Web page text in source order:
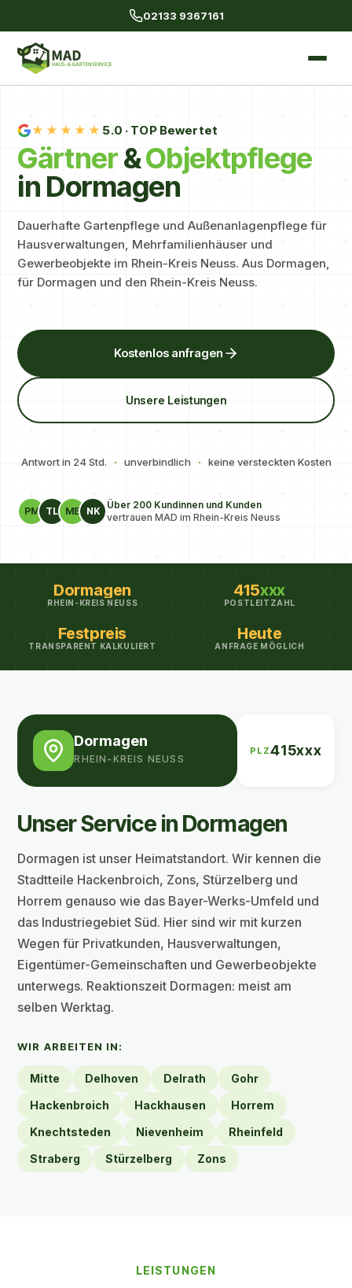
02133 9367161
★★★★★ 5.0 · TOP Bewertet
Gärtner&Objekt­pflege
in Dormagen
Dauerhafte Gartenpflege und Außenanlagenpflege für
Hausverwaltungen, Mehrfamilienhäuser und
Gewerbeobjekte im Rhein-Kreis Neuss. Aus Dormagen,
für Dormagen und den Rhein-Kreis Neuss.
Kostenlos anfragen
Unsere Leistungen
Antwort in 24 Std. · unverbindlich · keine versteckten Kosten
PM TL ME NK
Über 200 Kundinnen und Kunden
vertrauen MAD im Rhein-Kreis Neuss
Dormagen
RHEIN-KREIS NEUSS
415xxx
POSTLEITZAHL
Festpreis
TRANSPARENT KALKULIERT
Heute
ANFRAGE MÖGLICH
Dormagen
RHEIN-KREIS NEUSS
PLZ415xxx
Unser Service in Dormagen
Dormagen ist unser Heimatstandort. Wir kennen die
Stadtteile Hackenbroich, Zons, Stürzelberg und
Horrem genauso wie das Bayer-Werks-Umfeld und
das Industriegebiet Süd. Hier sind wir mit kurzen
Wegen für Privatkunden, Hausverwaltungen,
Eigentümer-Gemeinschaften und Gewerbeobjekte
unterwegs. Reaktionszeit Dormagen: meist am
selben Werktag.
WIR ARBEITEN IN:
Mitte Delhoven Delrath
Gohr
Hackenbroich
Hackhausen
Horrem
Knechtsteden
Nievenheim
Rheinfeld
Straberg
Stürzelberg Zons
LEISTUNGEN